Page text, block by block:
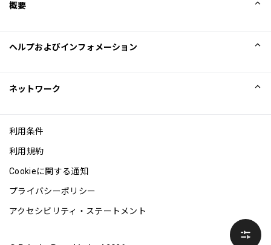
概要
Excellence Awards
ブログ
ヘルプおよびインフォメーション
ネットワーク
利用条件
利用規約
Cookieに関する通知
プライバシーポリシー
アクセシビリティ・ステートメント